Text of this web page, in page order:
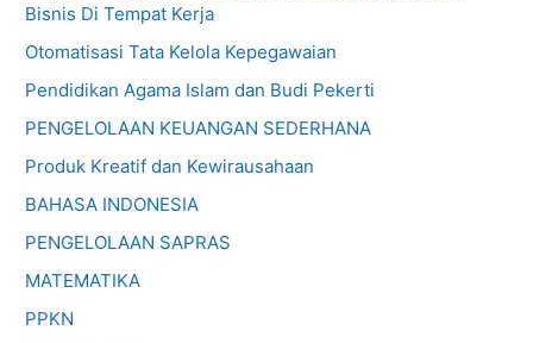
Bisnis Di Tempat Kerja
Otomatisasi Tata Kelola Kepegawaian
Pendidikan Agama Islam dan Budi Pekerti
PENGELOLAAN KEUANGAN SEDERHANA
Produk Kreatif dan Kewirausahaan
BAHASA INDONESIA
PENGELOLAAN SAPRAS
MATEMATIKA
PPKN